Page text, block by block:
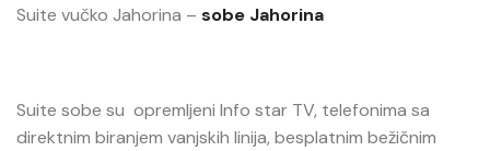
Suite vučko Jahorina – sobe Jahorina
Suite sobe su opremljeni Info star TV, telefonima sa
direktnim biranjem vanjskih linija, besplatnim bežičnim